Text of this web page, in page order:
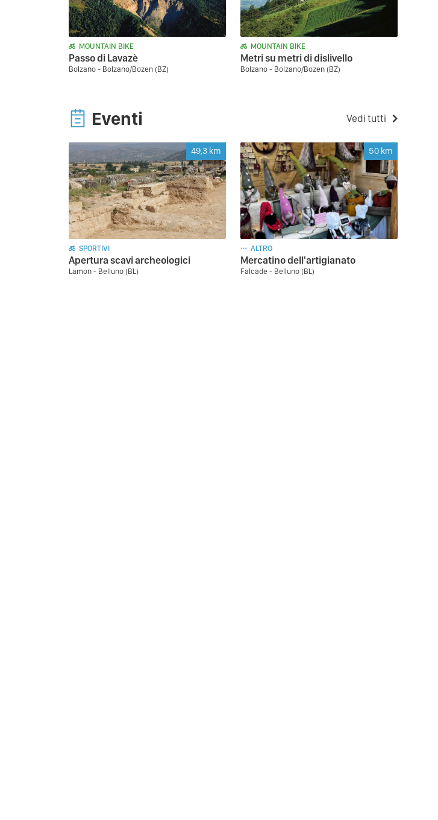
MOUNTAIN BIKE
Passo di Lavazè
Bolzano - Bolzano/Bozen (BZ)
MOUNTAIN BIKE
Metri su metri di dislivello
Bolzano - Bolzano/Bozen (BZ)
Eventi Vedi tutti
49,3 km
SPORTIVI
Apertura scavi archeologici
Lamon - Belluno (BL)
50 km
ALTRO
Mercatino dell'artigianato
Falcade - Belluno (BL)